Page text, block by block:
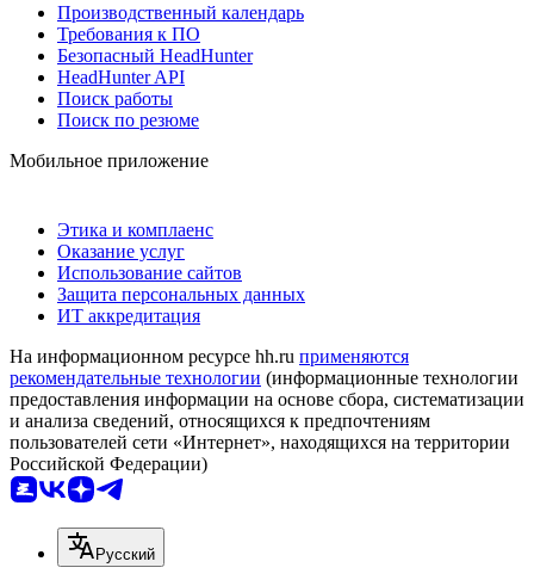
Производственный календарь
Требования к ПО
Безопасный HeadHunter
HeadHunter API
Поиск работы
Поиск по резюме
Мобильное приложение
Этика и комплаенс
Оказание услуг
Использование сайтов
Защита персональных данных
ИТ аккредитация
На информационном ресурсе hh.ru применяются
рекомендательные технологии (информационные технологии
предоставления информации на основе сбора, систематизации
и анализа сведений, относящихся к предпочтениям
пользователей сети «Интернет», находящихся на территории
Российской Федерации)
Русский